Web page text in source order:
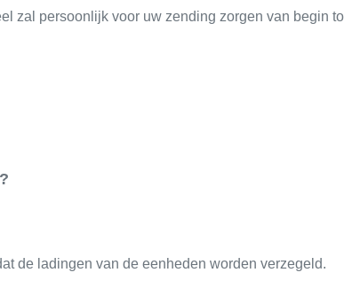
zal persoonlijk voor uw zending zorgen van begin
de ladingen van de eenheden worden verzegeld.